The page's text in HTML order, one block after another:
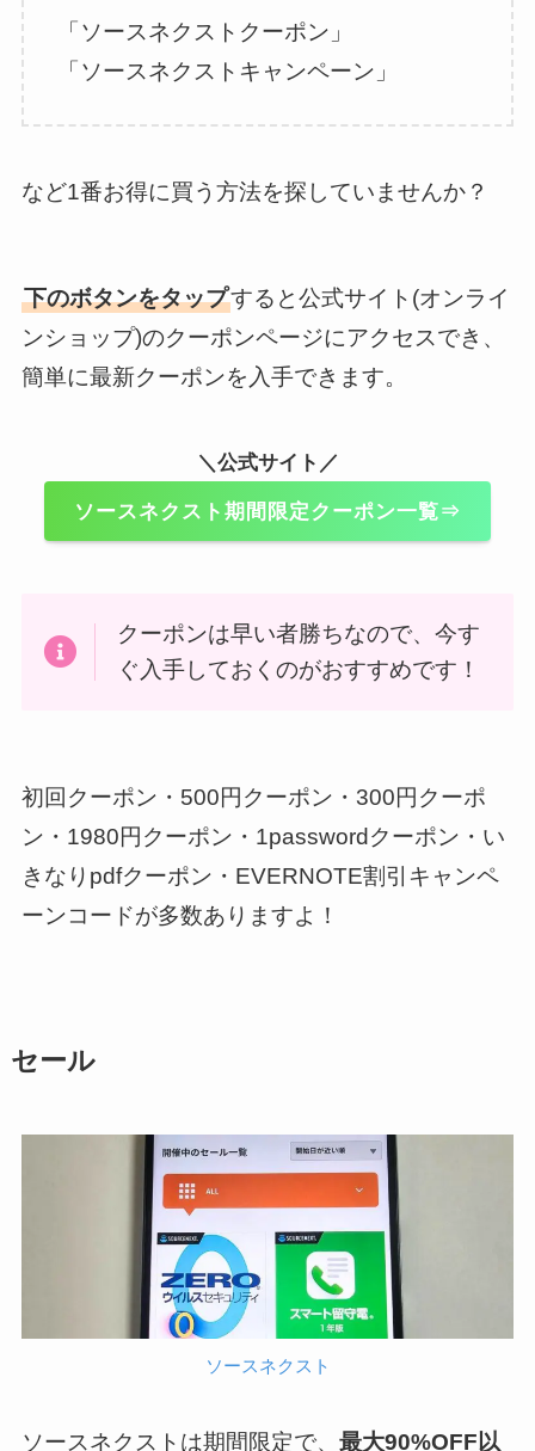
「ソースネクストクーポン」
「ソースネクストキャンペーン」
など1番お得に買う方法を探していませんか？
下のボタンをタップすると公式サイト(オンライ
ンショップ)のクーポンページにアクセスでき、
簡単に最新クーポンを入手できます。
＼公式サイト／
ソースネクスト期間限定クーポン一覧⇒
クーポンは早い者勝ちなので、今す
ぐ入手しておくのがおすすめです！
初回クーポン・500円クーポン・300円クーポ
ン・1980円クーポン・1passwordクーポン・い
きなりpdfクーポン・EVERNOTE割引キャンペ
ーンコードが多数ありますよ！
セール
ソースネクスト
ソースネクストは期間限定で、 最大90%OFF以